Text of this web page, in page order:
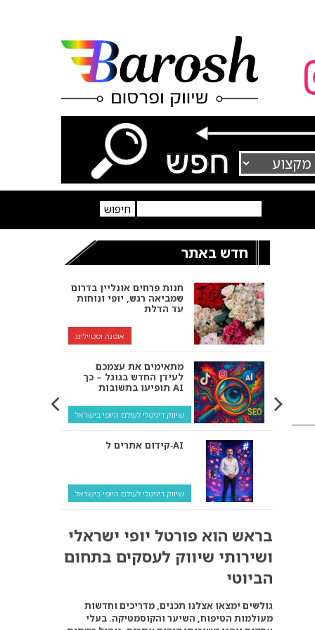
חדש באתר
חנות פרחים אונליין בדרום
שמביאה רגש, יופי ונוחות
עד הדלת
אופנה וסטיילינג
מתאימים את עצמכם
לעידן החדש בגוגל – כך
תופיעו בתשובות AI
שיווק דיגיטלי לעולם היופי בישראל
קידום אתרים ל‑AI
שיווק דיגיטלי לעולם היופי בישראל
ולמה העסק שלך צריך
להתאים את עצמו אליהם?
קידום ל‑AI לעומת קידום
רגיל: איפה הכסף נמצא
באמת?
בראש הוא פורטל יופי ישראלי
ושירותי שיווק לעסקים בתחום
הביוטי
גולשים ימצאו אצלנו תכנים, מדריכים וחדשות
מעולמות הטיפוח, השיער והקוסמטיקה. בעלי